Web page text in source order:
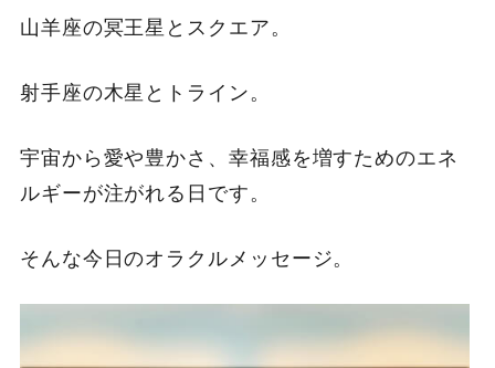
山羊座の冥王星とスクエア。
射手座の木星とトライン。
宇宙から愛や豊かさ、幸福感を増すためのエネ
ルギーが注がれる日です。
そんな今日のオラクルメッセージ。